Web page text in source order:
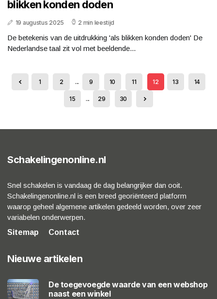
blikken konden doden
19 augustus 2025 2 min leestijd
De betekenis van de uitdrukking 'als blikken konden doden' De
Nederlandse taal zit vol met beeldende...
1 2 ... 9 10 11 12 13 14
15 ... 29 30
Schakelingenonline.nl
Snel schakelen is vandaag de dag belangrijker dan ooit.
Schakelingenonline.nl is een breed georiënteerd platform
waarop geheel algemene artikelen gedeeld worden, over zeer
variabelen onderwerpen.
Sitemap
Contact
Nieuwe artikelen
De toegevoegde waarde van een webshop
naast een winkel